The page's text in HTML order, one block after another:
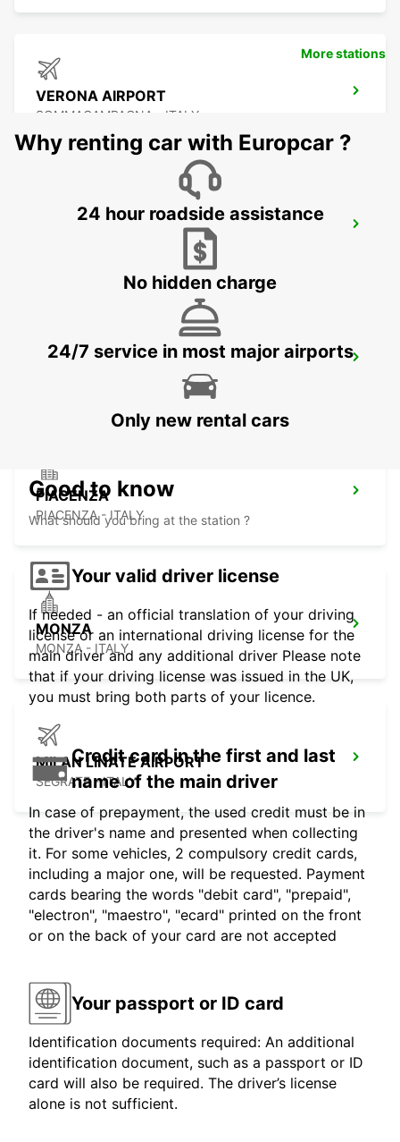
VERONA AIRPORT
SOMMACAMPAGNA - ITALY
LODI
PIACENZA
PIACENZA - ITALY
MONZA
MONZA - ITALY
MILAN LINATE AIRPORT
SEGRATE - ITALY
More stations
Why renting car with Europcar ?
24 hour roadside assistance
No hidden charge
24/7 service in most major airports
Only new rental cars
Good to know
What should you bring at the station ?
Your valid driver license
If needed - an official translation of your driving
license or an international driving license for the
main driver and any additional driver Please note
that if your driving license was issued in the UK,
you must bring both parts of your licence.
Credit card in the first and last
name of the main driver
In case of prepayment, the used credit must be in
the driver's name and presented when collecting
it. For some vehicles, 2 compulsory credit cards,
including a major one, will be requested. Payment
cards bearing the words "debit card", "prepaid",
"electron", "maestro", "ecard" printed on the front
or on the back of your card are not accepted
Your passport or ID card
Identification documents required: An additional
identification document, such as a passport or ID
card will also be required. The driver’s license
alone is not sufficient.